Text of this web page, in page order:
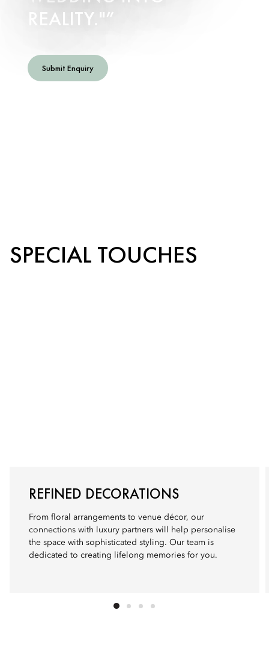
REALITY."
Submit Enquiry
SPECIAL TOUCHES
REFINED DECORATIONS
From floral arrangements to venue décor, our
connections with luxury partners will help personalise
the space with sophisticated styling. Our team is
dedicated to creating lifelong memories for you.